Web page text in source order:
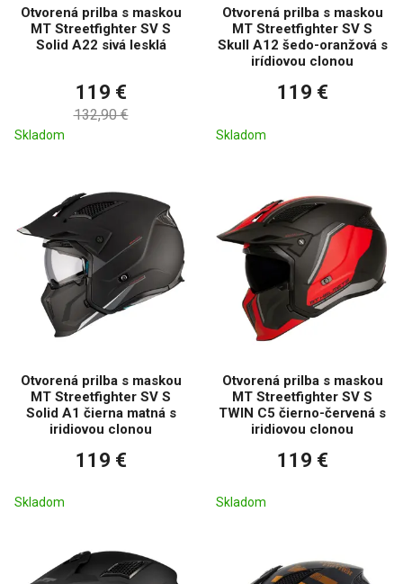
Otvorená prilba s maskou
MT Streetfighter SV S
Solid A22 sivá lesklá
119 €
132,90 €
Skladom
Otvorená prilba s maskou
MT Streetfighter SV S
Skull A12 šedo-oranžová s
irídiovou clonou
119 €
Skladom
Otvorená prilba s maskou
MT Streetfighter SV S
Solid A1 čierna matná s
iridiovou clonou
119 €
Skladom
Otvorená prilba s maskou
MT Streetfighter SV S
TWIN C5 čierno-červená s
iridiovou clonou
119 €
Skladom